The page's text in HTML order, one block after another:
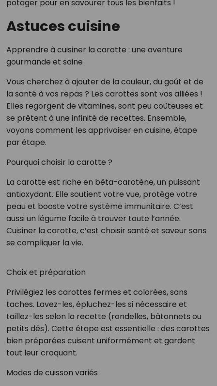
potager pour en savourer tous les bienfaits !
Astuces cuisine
Apprendre à cuisiner la carotte : une aventure
gourmande et saine
Vous cherchez à ajouter de la couleur, du goût et de
la santé à vos repas ? Les carottes sont vos alliées !
Elles regorgent de vitamines, sont peu coûteuses et
se prêtent à une infinité de recettes. Ensemble,
voyons comment les apprivoiser en cuisine, étape
par étape.
Pourquoi choisir la carotte ?
La carotte est riche en bêta-carotène, un puissant
antioxydant. Elle soutient votre vue, protège votre
peau et booste votre système immunitaire. C’est
aussi un légume facile à trouver toute l’année.
Cuisiner la carotte, c’est choisir santé et saveur sans
se compliquer la vie.
Choix et préparation
Privilégiez les carottes fermes et colorées, sans
taches. Lavez-les, épluchez-les si nécessaire et
taillez-les selon la recette (rondelles, bâtonnets ou
petits dés). Cette étape est essentielle : des carottes
bien préparées cuisent uniformément et gardent
tout leur croquant.
Modes de cuisson variés